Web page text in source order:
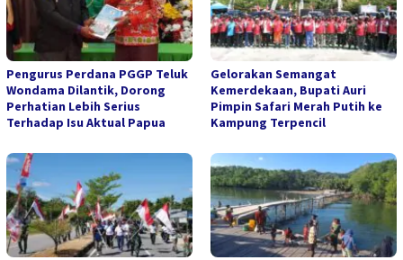
Pengurus Perdana PGGP Teluk
Wondama Dilantik, Dorong
Perhatian Lebih Serius
Terhadap Isu Aktual Papua
Gelorakan Semangat
Kemerdekaan, Bupati Auri
Pimpin Safari Merah Putih ke
Kampung Terpencil